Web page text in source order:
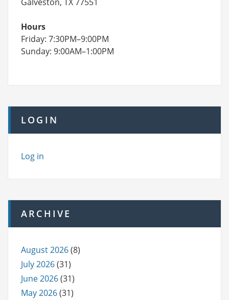
Hours
Friday: 7:30PM–9:00PM
Sunday: 9:00AM–1:00PM
LOGIN
Log in
ARCHIVE
August 2026(8)
July 2026(31)
June 2026(31)
May 2026(31)